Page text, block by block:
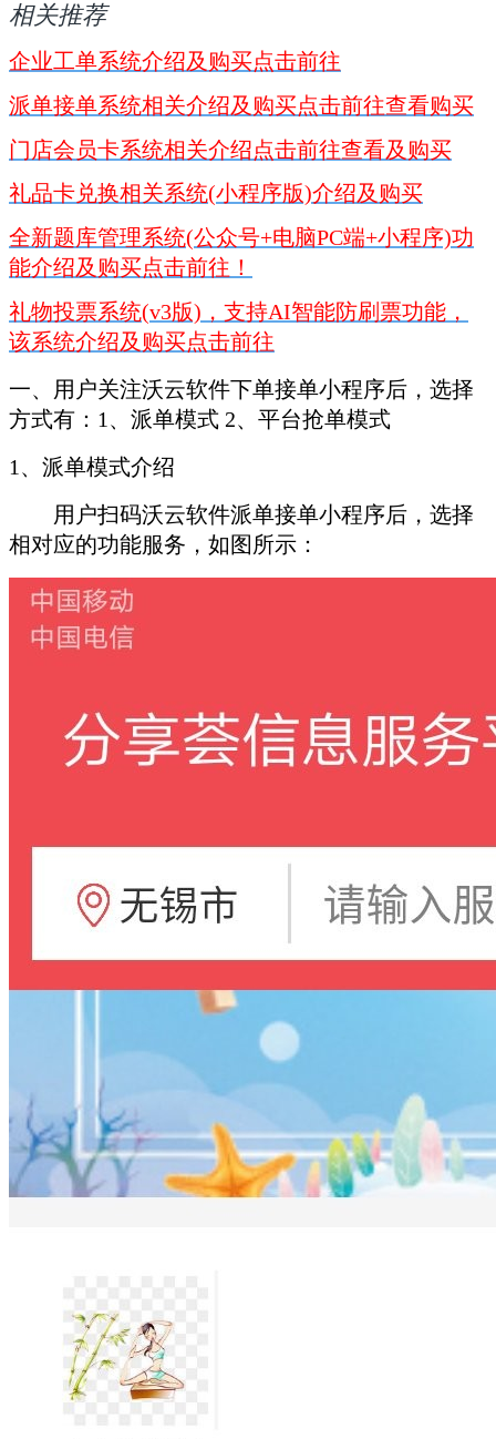
相关推荐
企业工单系统介绍及购买点击前往
派单接单系统相关介绍及购买点击前往查看购买
门店会员卡系统相关介绍点击前往查看及购买
礼品卡兑换相关系统(小程序版)介绍及购买
全新题库管理系统(公众号+电脑PC端+小程序)功
能介绍及购买点击前往！
礼物投票系统(v3版)，支持AI智能防刷票功能，
该系统介绍及购买点击前往
一、用户关注沃云软件下单接单小程序后，选择
方式有：1、派单模式 2、平台抢单模式
1、派单模式介绍
用户扫码沃云软件派单接单小程序后，选择
相对应的功能服务，如图所示：